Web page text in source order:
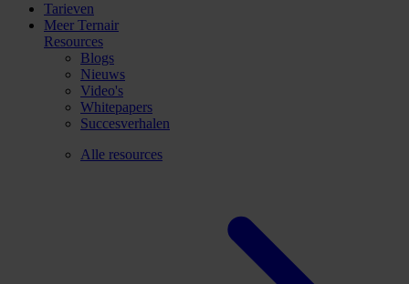
Tarieven
Meer Ternair
Resources
Blogs
Nieuws
Video's
Whitepapers
Succesverhalen
Alle resources